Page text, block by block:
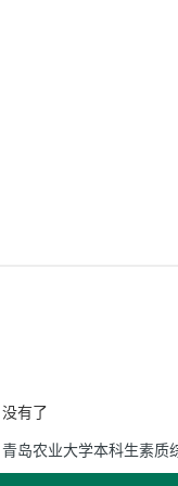
没有了
青岛农业大学本科生素质